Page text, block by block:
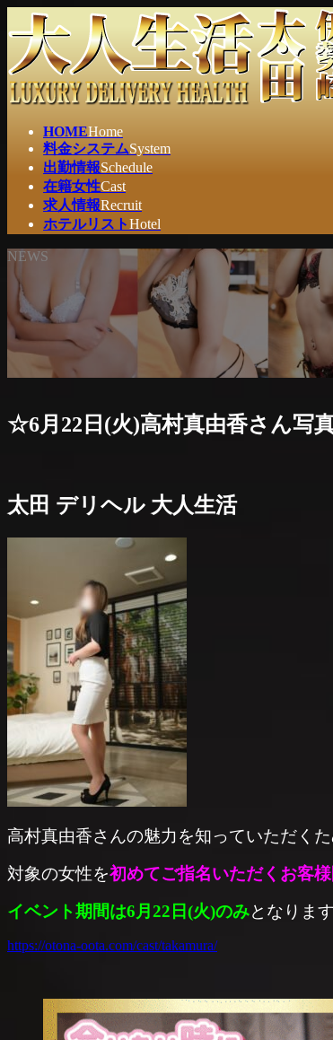
ン
ン
ツ
へ
ビ
ー
シ
ョ
HOMEHome
料金システムSystem
出勤情報Schedule
在籍女性Cast
求人情報Recruit
ホテルリストHotel
NEWS
☆6月22日(火)高村真由香さん写
太田 デリヘル 大人生活
高村真由香さんの魅力を知っていただく
対象の女性を初めてご指名いただくお客
イベント期間は6月22日(火)のみとなりま
https://otona-oota.com/cast/takamura/